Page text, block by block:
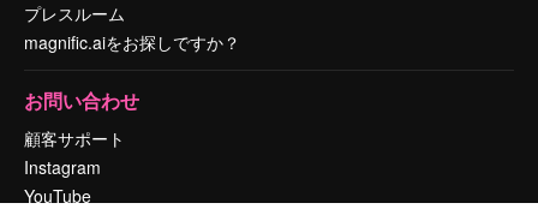
プレスルーム
magnific.aiをお探しですか？
お問い合わせ
顧客サポート
Instagram
YouTube